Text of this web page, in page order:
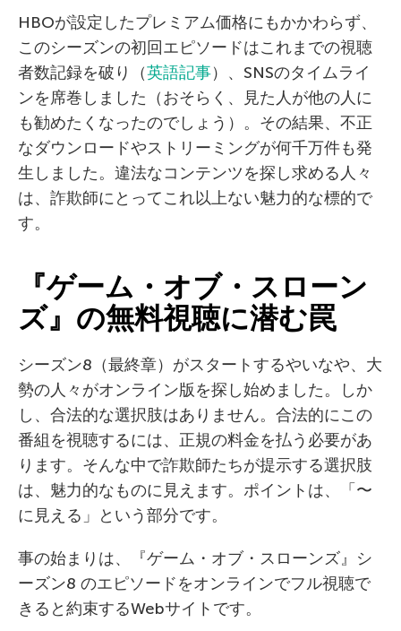
HBOが設定したプレミアム価格にもかかわらず、
このシーズンの初回エピソードはこれまでの視聴
者数記録を破り（英語記事）、SNSのタイムライ
ンを席巻しました（おそらく、見た人が他の人に
も勧めたくなったのでしょう）。その結果、不正
なダウンロードやストリーミングが何千万件も発
生しました。違法なコンテンツを探し求める人々
は、詐欺師にとってこれ以上ない魅力的な標的で
す。
『ゲーム・オブ・スローン
ズ』の無料視聴に潜む罠
シーズン8（最終章）がスタートするやいなや、大
勢の人々がオンライン版を探し始めました。しか
し、合法的な選択肢はありません。合法的にこの
番組を視聴するには、正規の料金を払う必要があ
ります。そんな中で詐欺師たちが提示する選択肢
は、魅力的なものに見えます。ポイントは、「〜
に見える」という部分です。
事の始まりは、『ゲーム・オブ・スローンズ』シ
ーズン8 のエピソードをオンラインでフル視聴で
きると約束するWebサイトです。